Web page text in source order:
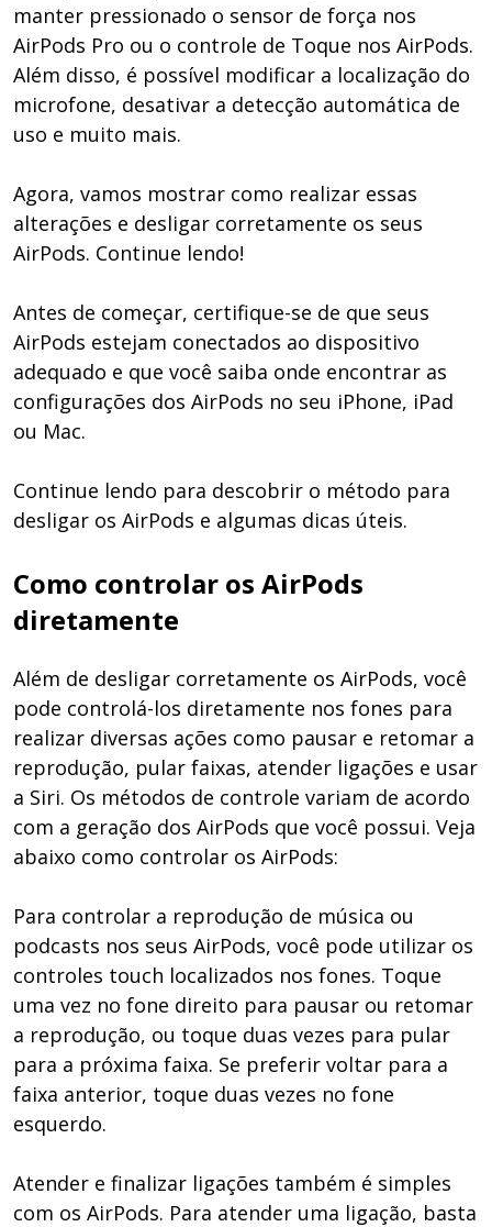
manter pressionado o sensor de força nos
AirPods Pro ou o controle de Toque nos AirPods.
Além disso, é possível modificar a localização do
microfone, desativar a detecção automática de
uso e muito mais.
Agora, vamos mostrar como realizar essas
alterações e desligar corretamente os seus
AirPods. Continue lendo!
Antes de começar, certifique-se de que seus
AirPods estejam conectados ao dispositivo
adequado e que você saiba onde encontrar as
configurações dos AirPods no seu iPhone, iPad
ou Mac.
Continue lendo para descobrir o método para
desligar os AirPods e algumas dicas úteis.
Como controlar os AirPods
diretamente
Além de desligar corretamente os AirPods, você
pode controlá-los diretamente nos fones para
realizar diversas ações como pausar e retomar a
reprodução, pular faixas, atender ligações e usar
a Siri. Os métodos de controle variam de acordo
com a geração dos AirPods que você possui. Veja
abaixo como controlar os AirPods:
Para controlar a reprodução de música ou
podcasts nos seus AirPods, você pode utilizar os
controles touch localizados nos fones. Toque
uma vez no fone direito para pausar ou retomar
a reprodução, ou toque duas vezes para pular
para a próxima faixa. Se preferir voltar para a
faixa anterior, toque duas vezes no fone
esquerdo.
Atender e finalizar ligações também é simples
com os AirPods. Para atender uma ligação, basta